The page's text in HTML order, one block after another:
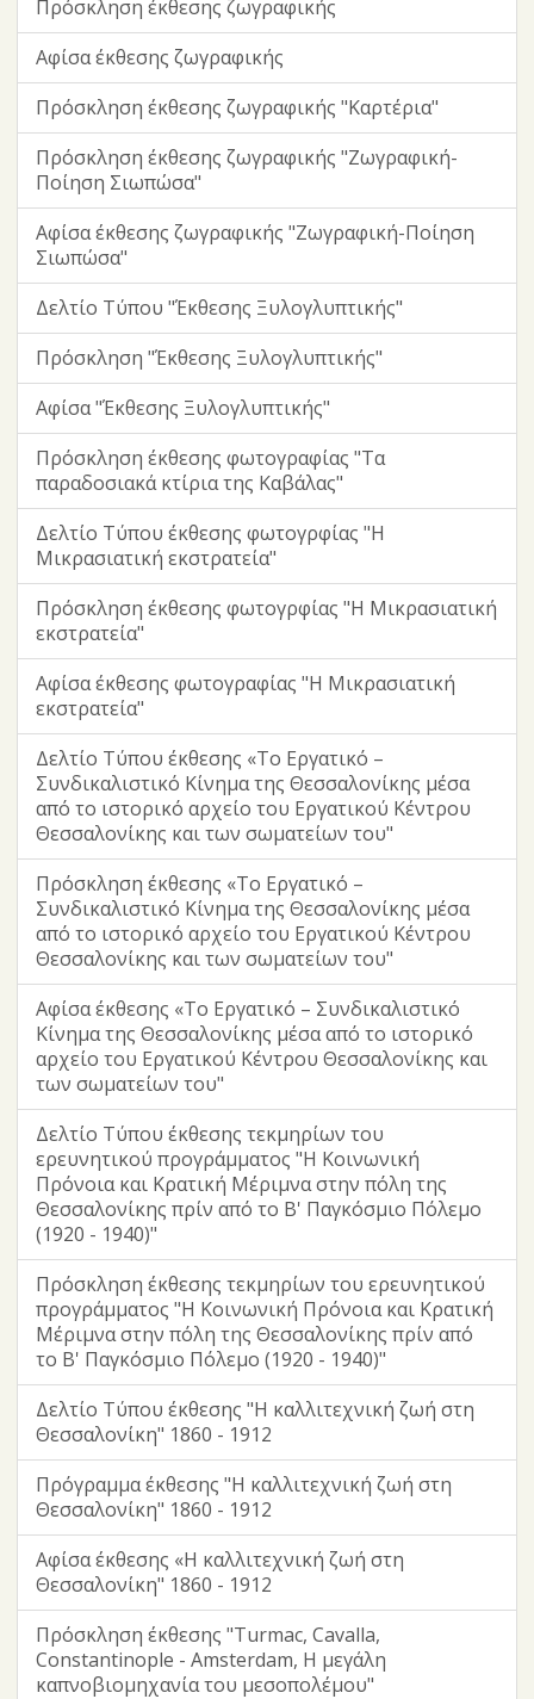
Πρόσκληση έκθεσης ζωγραφικής
Αφίσα έκθεσης ζωγραφικής
Πρόσκληση έκθεσης ζωγραφικής "Καρτέρια"
Πρόσκληση έκθεσης ζωγραφικής "Ζωγραφική-
Ποίηση Σιωπώσα"
Αφίσα έκθεσης ζωγραφικής "Ζωγραφική-Ποίηση
Σιωπώσα"
Δελτίο Τύπου "Έκθεσης Ξυλογλυπτικής"
Πρόσκληση "Έκθεσης Ξυλογλυπτικής"
Αφίσα "Έκθεσης Ξυλογλυπτικής"
Πρόσκληση έκθεσης φωτογραφίας "Τα
παραδοσιακά κτίρια της Καβάλας"
Δελτίο Τύπου έκθεσης φωτογρφίας "Η
Μικρασιατική εκστρατεία"
Πρόσκληση έκθεσης φωτογρφίας "Η Μικρασιατική
εκστρατεία"
Αφίσα έκθεσης φωτογραφίας "Η Μικρασιατική
εκστρατεία"
Δελτίο Τύπου έκθεσης «Το Εργατικό –
Συνδικαλιστικό Κίνημα της Θεσσαλονίκης μέσα
από το ιστορικό αρχείο του Εργατικού Κέντρου
Θεσσαλονίκης και των σωματείων του"
Πρόσκληση έκθεσης «Το Εργατικό –
Συνδικαλιστικό Κίνημα της Θεσσαλονίκης μέσα
από το ιστορικό αρχείο του Εργατικού Κέντρου
Θεσσαλονίκης και των σωματείων του"
Αφίσα έκθεσης «Το Εργατικό – Συνδικαλιστικό
Κίνημα της Θεσσαλονίκης μέσα από το ιστορικό
αρχείο του Εργατικού Κέντρου Θεσσαλονίκης και
των σωματείων του"
Δελτίο Τύπου έκθεσης τεκμηρίων του
ερευνητικού προγράμματος "Η Κοινωνική
Πρόνοια και Κρατική Μέριμνα στην πόλη της
Θεσσαλονίκης πρίν από το Β' Παγκόσμιο Πόλεμο
(1920 - 1940)"
Πρόσκληση έκθεσης τεκμηρίων του ερευνητικού
προγράμματος "Η Κοινωνική Πρόνοια και Κρατική
Μέριμνα στην πόλη της Θεσσαλονίκης πρίν από
το Β' Παγκόσμιο Πόλεμο (1920 - 1940)"
Δελτίο Τύπου έκθεσης "Η καλλιτεχνική ζωή στη
Θεσσαλονίκη" 1860 - 1912
Πρόγραμμα έκθεσης "Η καλλιτεχνική ζωή στη
Θεσσαλονίκη" 1860 - 1912
Αφίσα έκθεσης «Η καλλιτεχνική ζωή στη
Θεσσαλονίκη" 1860 - 1912
Πρόσκληση έκθεσης "Turmac, Cavalla,
Constantinople - Amsterdam, Η μεγάλη
καπνοβιομηχανία του μεσοπολέμου"